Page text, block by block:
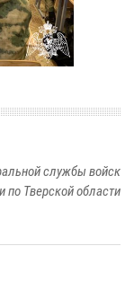
службы войск
по Тверской области